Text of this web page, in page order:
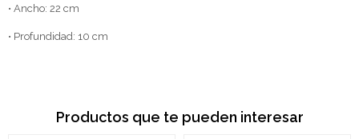
• Ancho: 22 cm
• Profundidad: 10 cm
Productos que te pueden interesar